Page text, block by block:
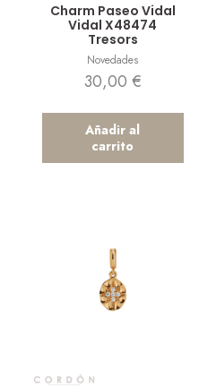
Charm Paseo Vidal
Vidal X48474
Tresors
Novedades
30,00 €
Añadir al
carrito